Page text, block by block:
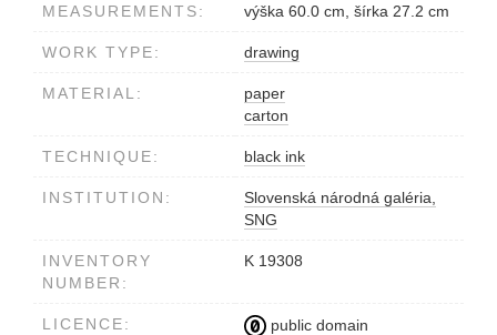
MEASUREMENTS: výška 60.0 cm, šírka 27.2 cm
WORK TYPE: drawing
MATERIAL:
paper
carton
TECHNIQUE: black ink
INSTITUTION:
Slovenská národná galéria,
SNG
INVENTORY
NUMBER:
K 19308
LICENCE: public domain